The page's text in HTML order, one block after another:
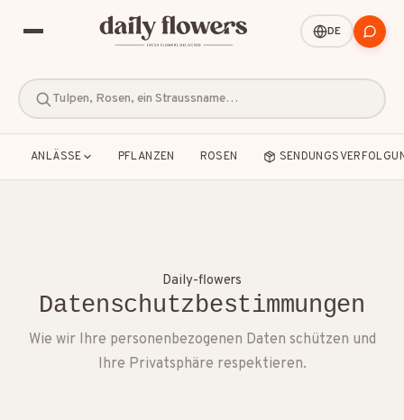
Tulpen, Rosen, ein Straussname…
DE
ANLÄSSE PFLANZEN ROSEN
Dankeschön Freundschaft Geburt
Daily-flowers
Datenschutzbestimmungen
Wie wir Ihre personenbezogenen Daten schützen und
Ihre Privatsphäre respektieren.